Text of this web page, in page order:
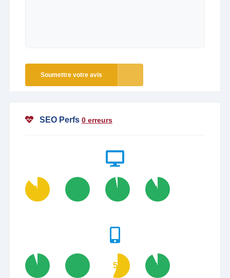
Soumettre votre avis
SEO Perfs 0 erreurs
88 97 92
95 56 93